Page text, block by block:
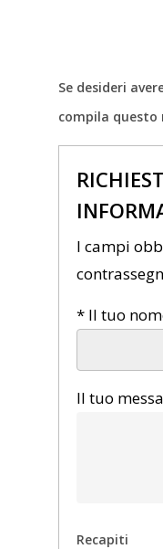
Se desideri
compila questo
I campi
* Il tuo
Il tuo
Recapiti